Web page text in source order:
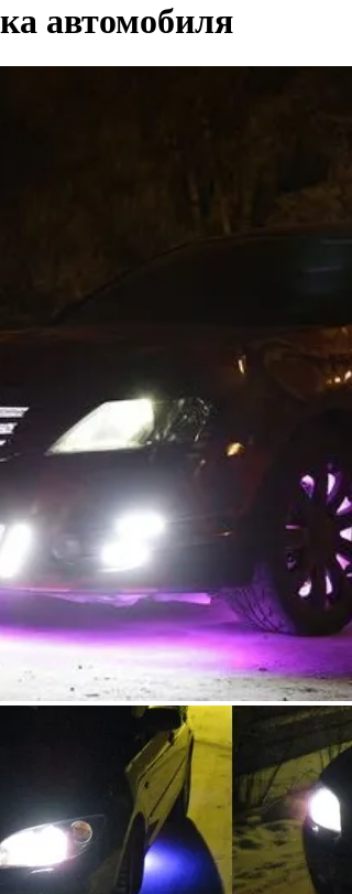
автомобиля